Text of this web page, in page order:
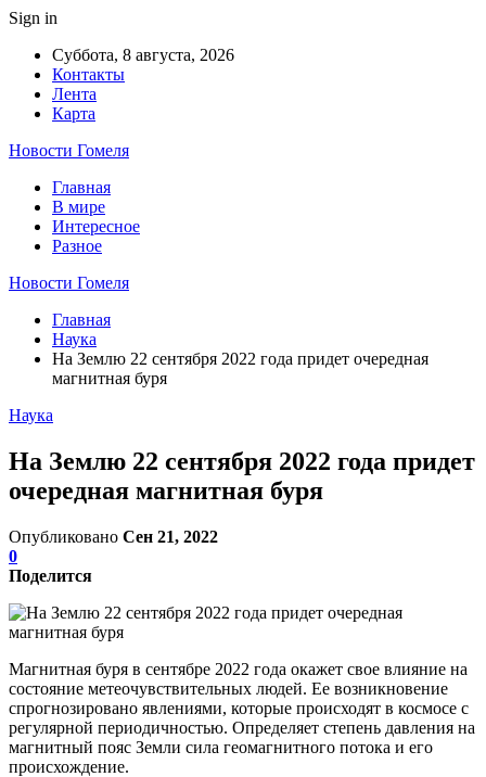
Sign in
Суббота, 8 августа, 2026
Контакты
Лента
Карта
Новости Гомеля
Главная
В мире
Интересное
Разное
Новости Гомеля
Главная
Наука
На Землю 22 сентября 2022 года придет очередная
магнитная буря
Наука
На Землю 22 сентября 2022 года придет
очередная магнитная буря
Опубликовано Сен 21, 2022
0
Поделится
Магнитная буря в сентябре 2022 года окажет свое влияние на
состояние метеочувствительных людей. Ее возникновение
спрогнозировано явлениями, которые происходят в космосе с
регулярной периодичностью. Определяет степень давления на
магнитный пояс Земли сила геомагнитного потока и его
происхождение.